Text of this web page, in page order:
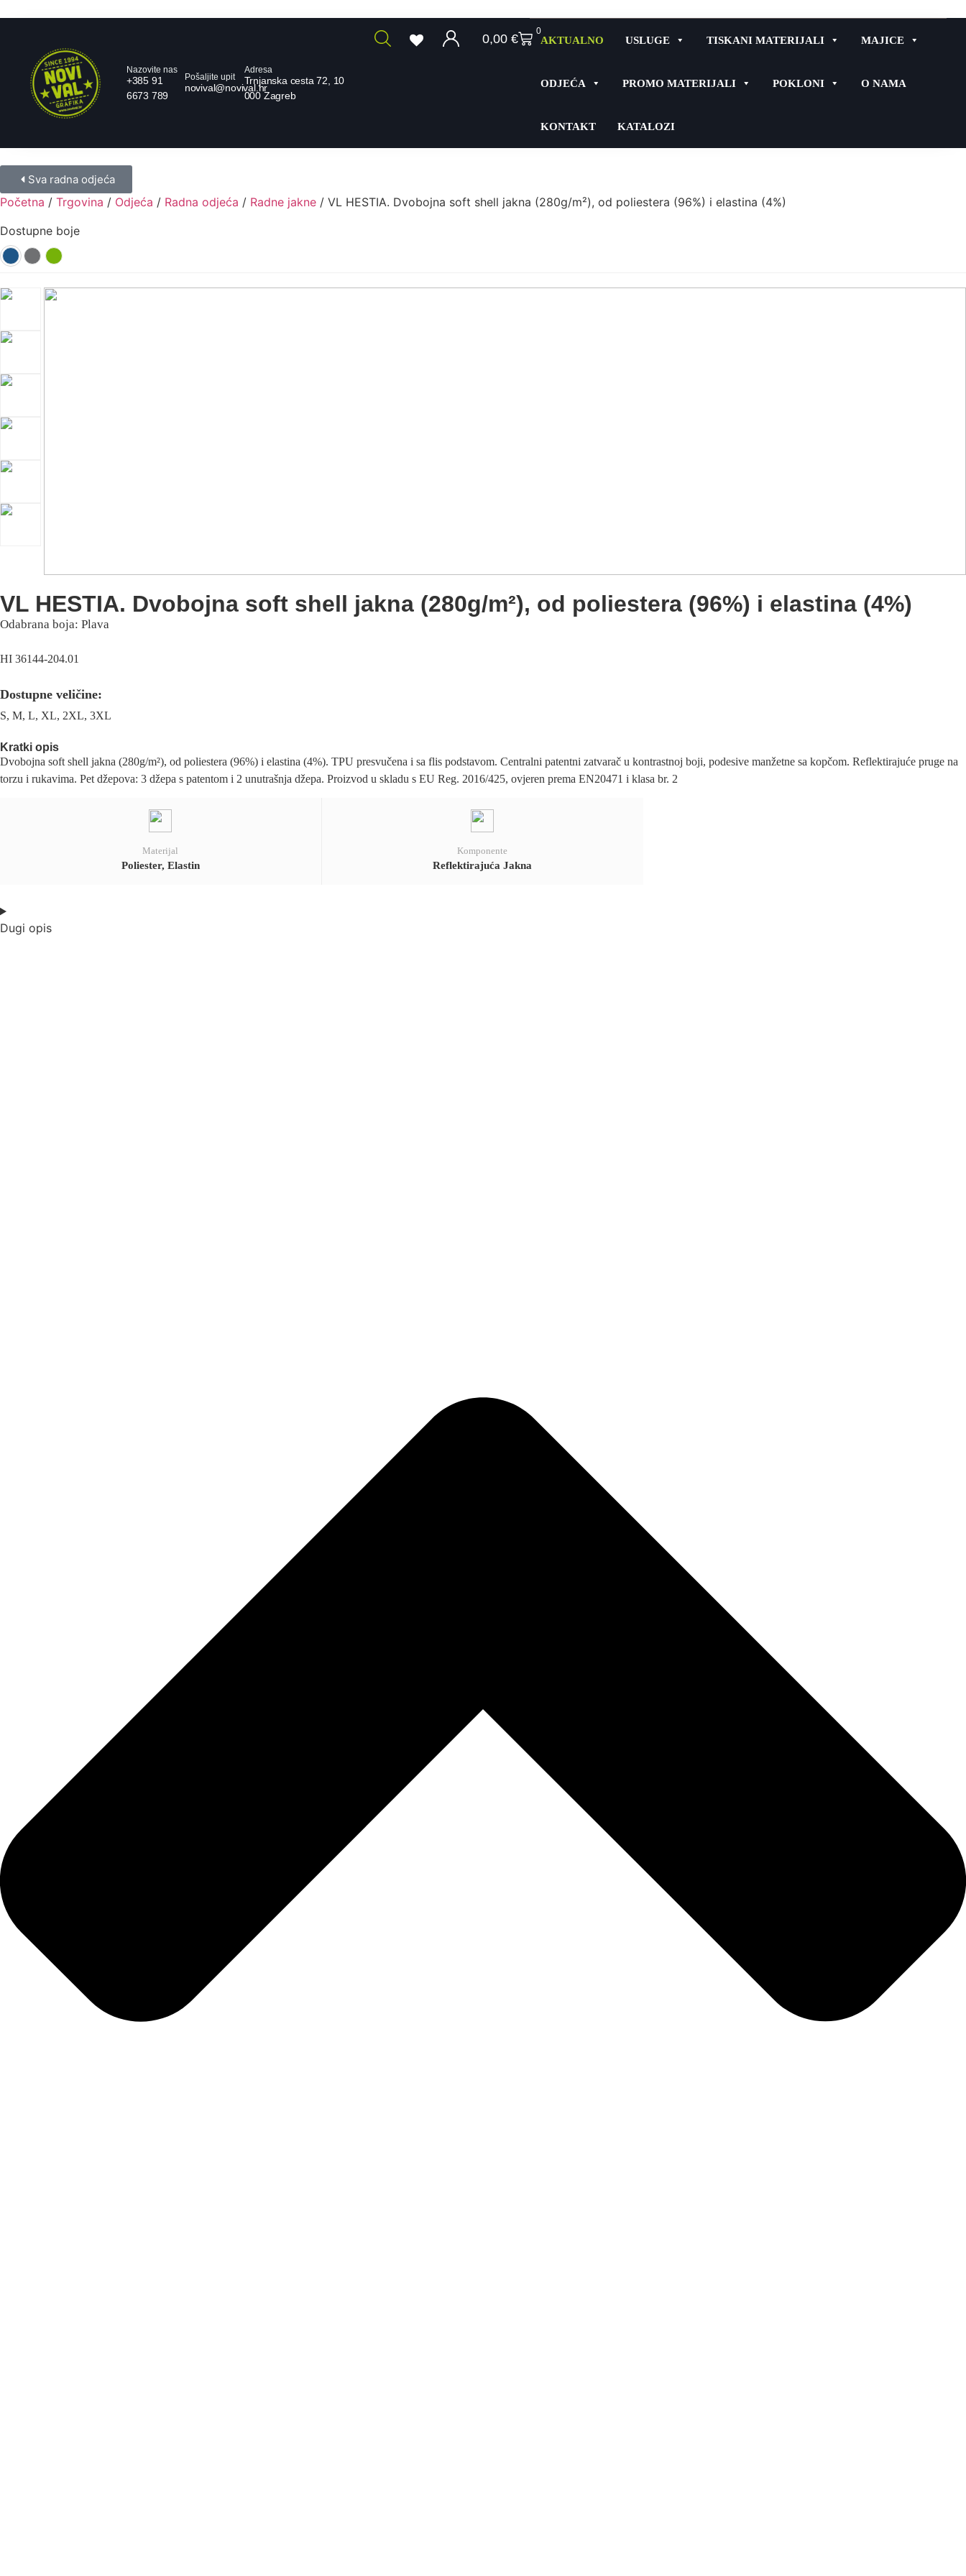
Nazovite nas
+385 91
6673 789
Pošaljite upit
novival@novival.hr
Adresa
Trnjanska cesta 72, 10
000 Zagreb
0,00 €
0
AKTUALNO USLUGE TISKANI MATERIJALI MAJICE
ODJEĆA PROMO MATERIJALI POKLONI O NAMA
KONTAKT KATALOZI
Sva radna odjeća
Početna / Trgovina / Odjeća / Radna odjeća / Radne jakne / VL HESTIA. Dvobojna soft shell jakna (280g/m²), od poliestera (96%) i elastina (4%)
Dostupne boje
VL HESTIA. Dvobojna soft shell jakna (280g/m²), od poliestera (96%) i elastina (4%)
Odabrana boja: Plava
HI 36144-204.01
Dostupne veličine:
S, M, L, XL, 2XL, 3XL
Kratki opis
Dvobojna soft shell jakna (280g/m²), od poliestera (96%) i elastina (4%). TPU presvučena i sa flis podstavom. Centralni patentni zatvarač u kontrastnoj boji, podesive manžetne sa kopčom. Reflektirajuće pruge na
torzu i rukavima. Pet džepova: 3 džepa s patentom i 2 unutrašnja džepa. Proizvod u skladu s EU Reg. 2016/425, ovjeren prema EN20471 i klasa br. 2
Materijal
Poliester, Elastin
Komponente
Reflektirajuća Jakna
Dugi opis